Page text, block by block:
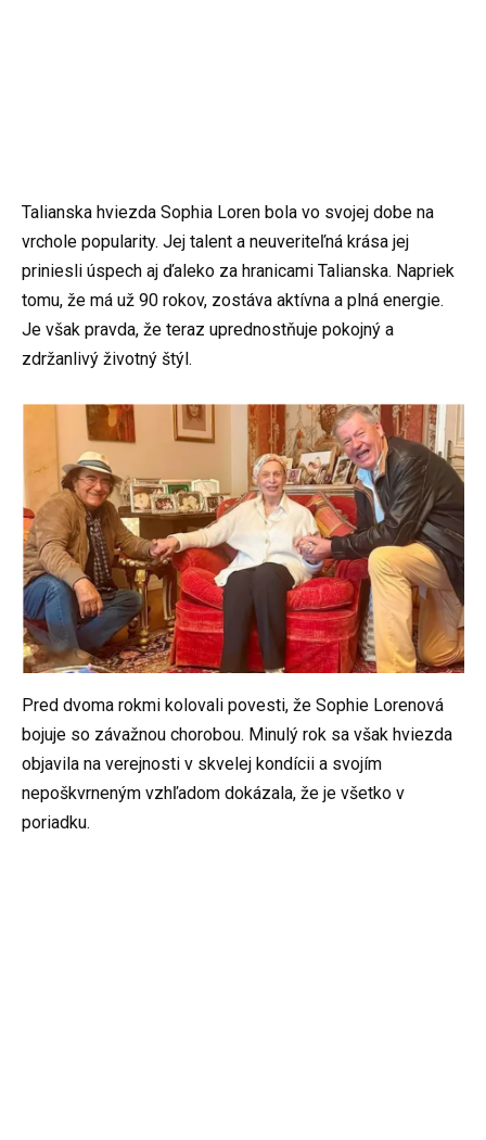
Talianska hviezda Sophia Loren bola vo svojej dobe na
vrchole popularity. Jej talent a neuveriteľná krása jej
priniesli úspech aj ďaleko za hranicami Talianska. Napriek
tomu, že má už 90 rokov, zostáva aktívna a plná energie.
Je však pravda, že teraz uprednostňuje pokojný a
zdržanlivý životný štýl.
Pred dvoma rokmi kolovali povesti, že Sophie Lorenová
bojuje so závažnou chorobou. Minulý rok sa však hviezda
objavila na verejnosti v skvelej kondícii a svojím
nepoškvrneným vzhľadom dokázala, že je všetko v
poriadku.